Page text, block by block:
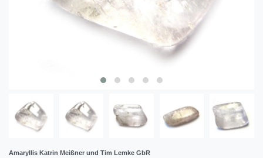
Amaryllis Katrin Meißner und Tim Lemke GbR